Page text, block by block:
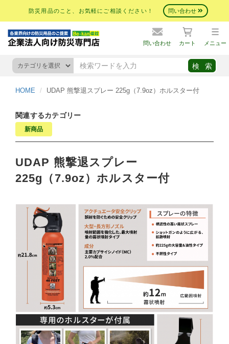
防災用品のこと、お気軽にご相談ください！ 問い合わせ
問い合わせ カート メニュー
HOME UDAP 熊撃退スプレー 225g（7.9oz）ホルスター付
関連するカテゴリー
新商品
UDAP 熊撃退スプレー
225g（7.9oz）ホルスター付